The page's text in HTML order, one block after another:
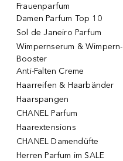
Frauenparfum
Damen Parfum Top 10
Sol de Janeiro Parfum
Wimpernserum & Wimpern-
Booster
Anti-Falten Creme
Haarreifen & Haarbänder
Haarspangen
CHANEL Parfum
Haarextensions
CHANEL Damendüfte
Herren Parfum im SALE